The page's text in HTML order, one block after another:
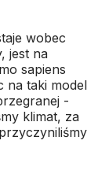
wobec
jest na
sapiens
na taki model
-
klimat, za